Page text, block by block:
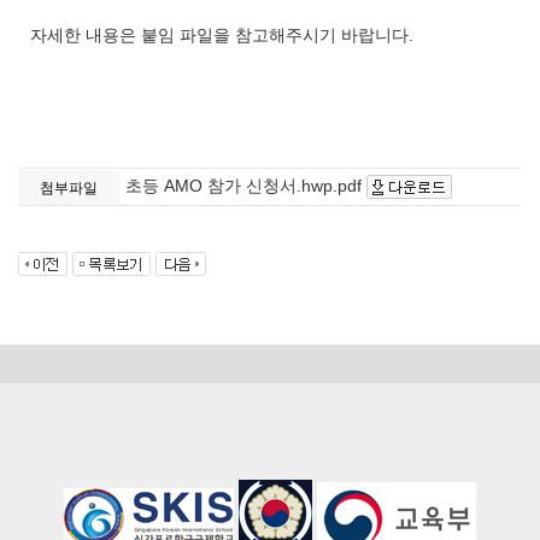
자세한 내용은 붙임 파일을 참고해주시기 바랍니다.
첨부파일 초등 AMO 참가 신청서.hwp.pdf